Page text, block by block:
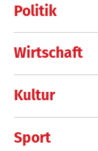
Politik
Wirtschaft
Kultur
Sport